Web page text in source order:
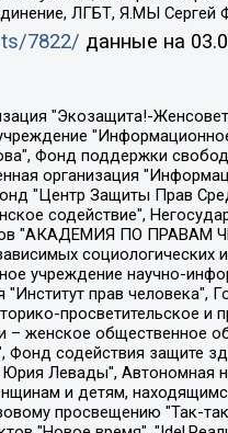
ЛГБТ, Я.МЫ Сергей
7822/ данные на
Савицкая Людмила Алексеевна, Автономная некоммерческая организация "Центр по работе с проблемой насилия "НАСИЛИЮ.НЕТ", Межрегиональный профессиональный союз работников здравоохранения "Альянс врачей", Юридическое лицо, зарегистрированное в Латвийской Республике, SIA "Medusa Project" (регистрационный номер 40103797863, дата регистрации 10.06.2014), Некоммерческая организация "Фонд по борьбе с коррупцией", Автономная некоммерческая организация "Институт права и публичной политики", Баданин Роман Сергеевич, Гликин Максим Александрович, Железнова Мария Михайловна, Лукьянова Юлия Сергеевна, Маетная Елизавета Витальевна, Маняхин Петр Борисович, Чуракова Ольга Владимировна, Ярош Юлия Петровна, Юридическое лицо "The Insider SIA", зарегистрированное в Риге, Латвийская Республика (дата регистрации 26.06.2015), являющееся администратором доменного имени интернет-издания "The Insider SIA", https://theins.ru, Постернак Алексей Евгеньевич, Рубин Михаил Аркадьевич, Анин Роман Александрович, Юридическое лицо Istories fonds, зарегистрированное в Латвийской Республике (регистрационный номер 50008295751, дата регистрации 24.02.2020), Великовский Дмитрий Александрович, Долинина Ирина Николаевна, Мароховская Алеся Алексеевна, Шлейнов Роман Юрьевич, Шмагун Олеся Валентиновна, Общество с ограниченной ответственностью "Альтаир 2021", Общество с ограниченной ответственностью "Вега 2021", Общество с ограниченной ответственностью "Главный редактор 2021", Общество с ограниченной ответственностью "Ромашки монолит", Важенков Артем Валерьевич,